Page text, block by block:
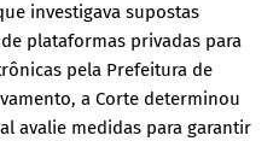
investigava supostas
plataformas privadas para
pela Prefeitura de
a Corte determinou
avalie medidas para garantir